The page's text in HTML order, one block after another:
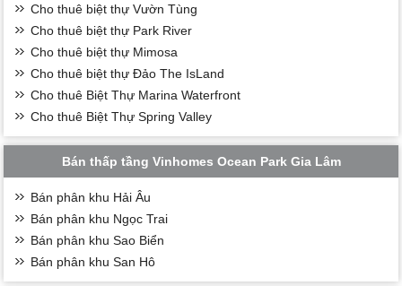
Cho thuê biệt thự Vườn Tùng
Cho thuê biệt thự Park River
Cho thuê biệt thự Mimosa
Cho thuê biệt thự Đảo The IsLand
Cho thuê Biệt Thự Marina Waterfront
Cho thuê Biệt Thự Spring Valley
Bán thấp tầng Vinhomes Ocean Park Gia Lâm
Bán phân khu Hải Âu
Bán phân khu Ngọc Trai
Bán phân khu Sao Biển
Bán phân khu San Hô